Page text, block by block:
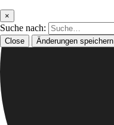
×
Suche nach:
Close Änderungen speichern